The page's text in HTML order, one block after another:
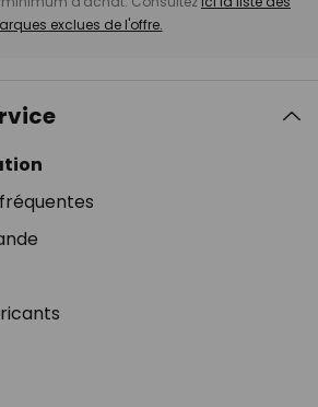
exclues de l'offre.